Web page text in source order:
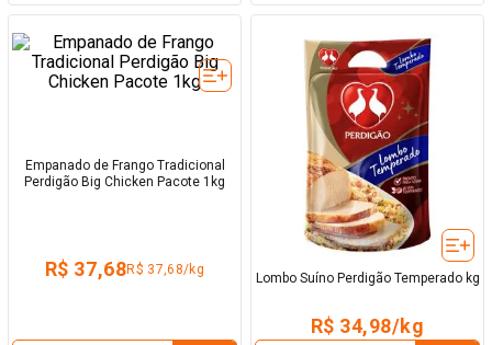
Empanado de Frango Tradicional
Perdigão Big Chicken Pacote 1kg
R$ 37,68R$ 37,68/kg
Lombo Suíno Perdigão Temperado kg
R$ 34,98/kg